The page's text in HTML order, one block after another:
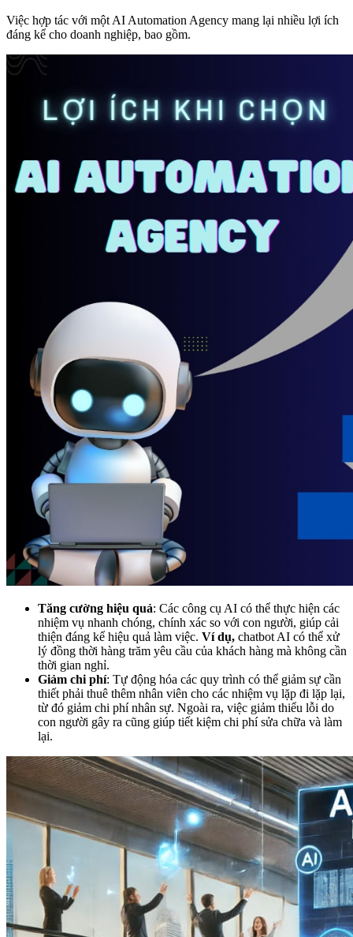
Việc hợp tác với một AI Automation Agency mang lại nhiều lợi ích
đáng kể cho doanh nghiệp, bao gồm.
Tăng cường hiệu quả: Các công cụ AI có thể thực hiện các
nhiệm vụ nhanh chóng, chính xác so với con người, giúp cải
thiện đáng kể hiệu quả làm việc. Ví dụ, chatbot AI có thể xử
lý đồng thời hàng trăm yêu cầu của khách hàng mà không cần
thời gian nghỉ.
Giảm chi phí: Tự động hóa các quy trình có thể giảm sự cần
thiết phải thuê thêm nhân viên cho các nhiệm vụ lặp đi lặp lại,
từ đó giảm chi phí nhân sự. Ngoài ra, việc giảm thiểu lỗi do
con người gây ra cũng giúp tiết kiệm chi phí sửa chữa và làm
lại.